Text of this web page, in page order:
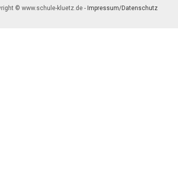
© www.schule-kluetz.de - Impressum/Datenschutz